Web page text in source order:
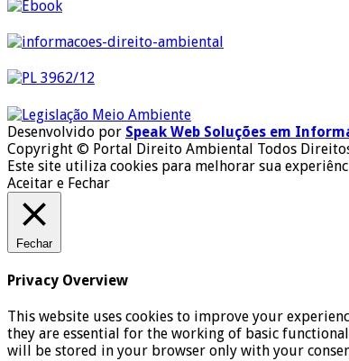
Desenvolvido por Speak Web Soluções em
Copyright © Portal Direito Ambiental Todos
Este site utiliza cookies para melhorar sua
Aceitar e Fechar
Fechar
Privacy Overview
This website uses cookies to improve your
they are essential for the working of basic
will be stored in your browser only with your